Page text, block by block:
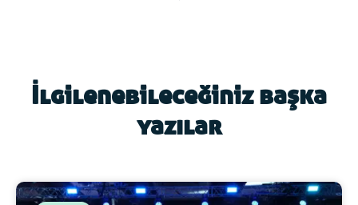
İlgilenebileceğiniz başka
yazılar